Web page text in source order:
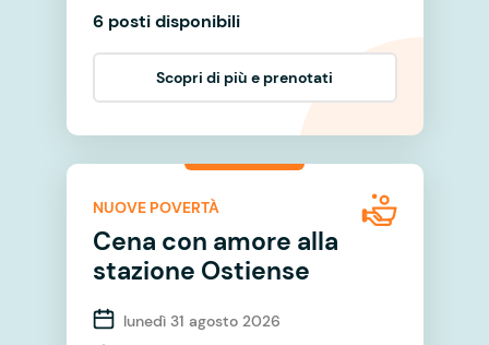
6 posti disponibili
Scopri di più e prenotati
NUOVE POVERTÀ
Cena con amore alla
stazione Ostiense
lunedì 31 agosto 2026